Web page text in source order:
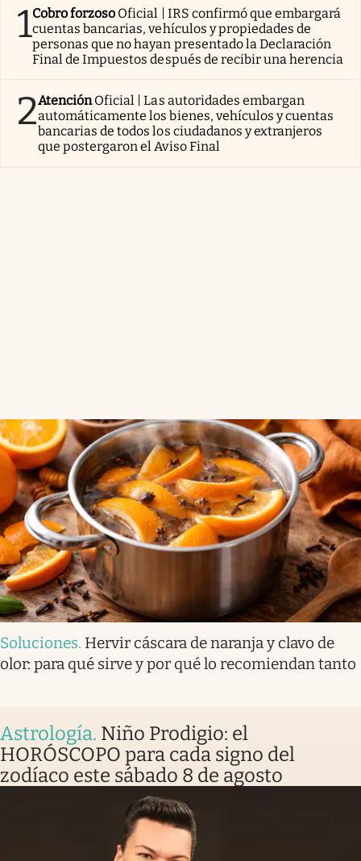
1Cobro forzoso Oficial | IRS confirmó que embargará
cuentas bancarias, vehículos y propiedades de
personas que no hayan presentado la Declaración
Final de Impuestos después de recibir una herencia
2AtenciónOficial | Las autoridades embargan
automáticamente los bienes, vehículos y cuentas
bancarias de todos los ciudadanos y extranjeros
que postergaron el Aviso Final
Soluciones. Hervir cáscara de naranja y clavo de
olor: para qué sirve y por qué lo recomiendan tanto
Astrología. Niño Prodigio: el
HORÓSCOPO para cada signo del
zodíaco este sábado 8 de agosto